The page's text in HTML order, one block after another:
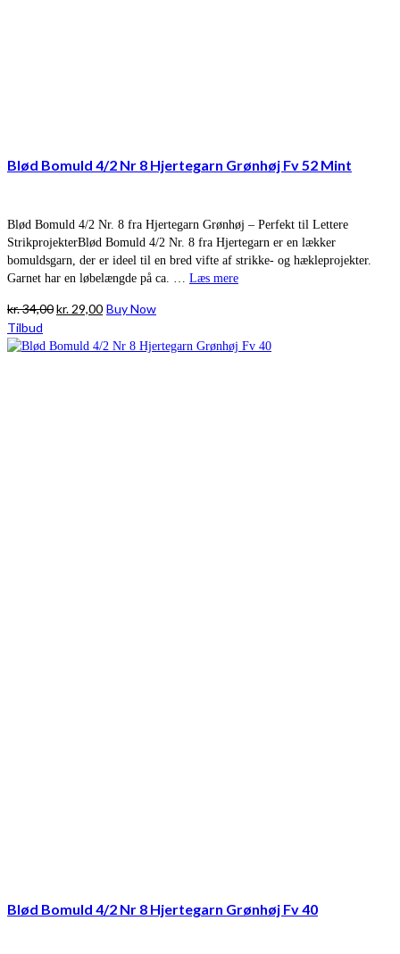
Blød Bomuld 4/2 Nr 8 Hjertegarn Grønhøj Fv 52 Mint
Blød Bomuld 4/2 Nr. 8 fra Hjertegarn Grønhøj – Perfekt til Lettere
StrikprojekterBlød Bomuld 4/2 Nr. 8 fra Hjertegarn er en lækker
bomuldsgarn, der er ideel til en bred vifte af strikke- og hækleprojekter.
Garnet har en løbelængde på ca. … Læs mere
kr.34,00Den
pris
kr. 29,00Den
pris
Buy Now
Tilbud
Blød Bomuld 4/2 Nr 8 Hjertegarn Grønhøj Fv 40